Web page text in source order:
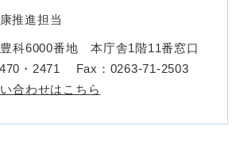
推進担当
科6000番地 本庁舎1階11番窓口
・2471
Fax：0263-71-2503
合わせはこちら